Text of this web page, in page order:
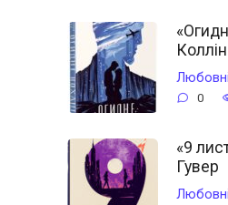
0
«9
Гувер